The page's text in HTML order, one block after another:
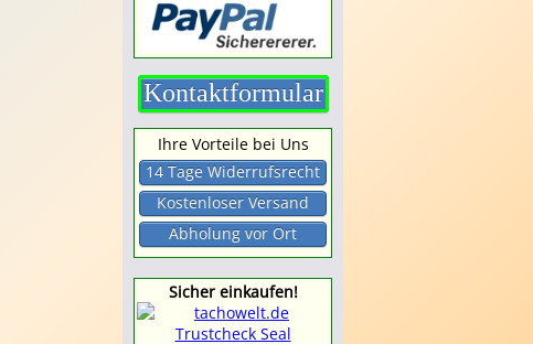
Kontaktformular
Ihre Vorteile bei Uns
14 Tage Widerrufsrecht
Kostenloser Versand
Abholung vor Ort
Sicher einkaufen!